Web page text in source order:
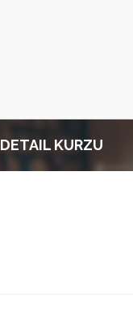
DETAIL KURZU